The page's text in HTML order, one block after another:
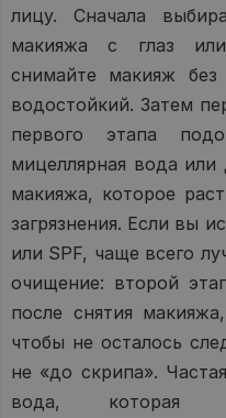
лицу. Сначала
макияжа с глаз
снимайте макияж
водостойкий. Затем
первого этапа
мицеллярная вода или
макияжа, которое
загрязнения. Если вы
или SPF, чаще всего
очищение: второй
после снятия
чтобы не осталось
не «до скрипа».
вода, которая